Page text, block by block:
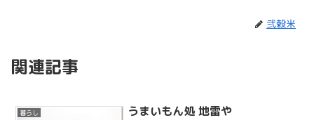
弐穀米
関連記事
暮らし うまいもん処 地雷や